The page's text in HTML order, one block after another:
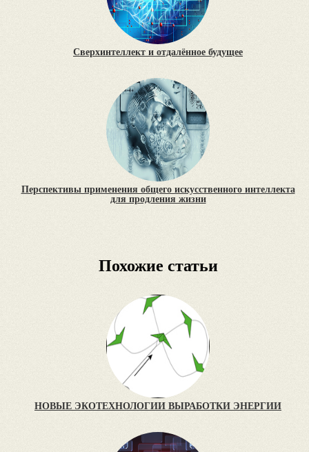
Сверхинтеллект и отдалённое будущее
Перспективы применения общего искусственного интеллекта
для продления жизни
Похожие статьи
НОВЫЕ ЭКОТЕХНОЛОГИИ ВЫРАБОТКИ ЭНЕРГИИ